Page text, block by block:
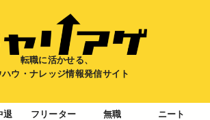
転職に活かせる、
ハウ・ナレッジ情報発信サイト
退 フリーター 無職 ニート